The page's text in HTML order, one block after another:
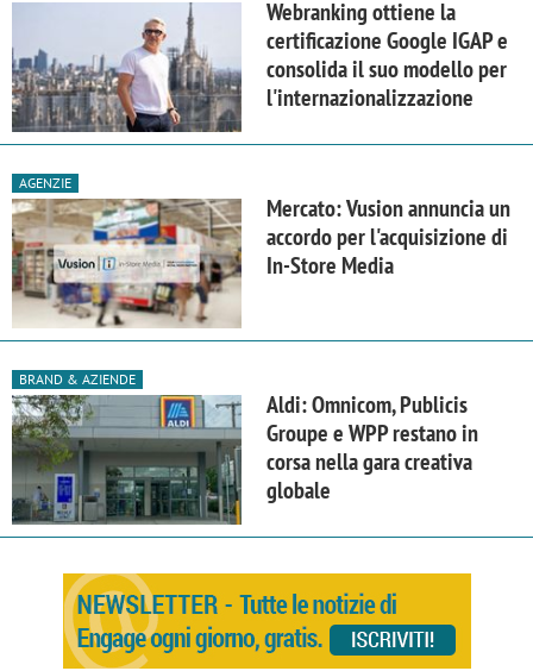
Webranking ottiene la
certificazione Google IGAP e
consolida il suo modello per
l'internazionalizzazione
AGENZIE
Mercato: Vusion annuncia un
accordo per l'acquisizione di
In-Store Media
BRAND & AZIENDE
Aldi: Omnicom, Publicis
Groupe e WPP restano in
corsa nella gara creativa
globale